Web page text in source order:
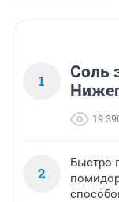
1
Соль
19
2
Быстро